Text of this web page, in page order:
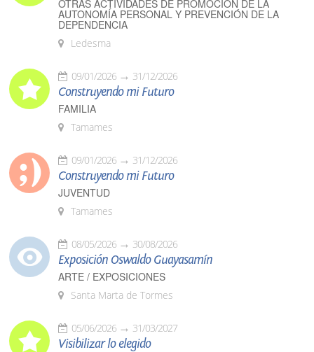
OTRAS ACTIVIDADES DE PROMOCIÓN DE LA
AUTONOMÍA PERSONAL Y PREVENCIÓN DE LA
DEPENDENCIA
Ledesma
09/01/2026 31/12/2026
Construyendo mi Futuro
FAMILIA
Tamames
09/01/2026 31/12/2026
Construyendo mi Futuro
JUVENTUD
Tamames
08/05/2026 30/08/2026
Exposición Oswaldo Guayasamín
ARTE / EXPOSICIONES
Santa Marta de Tormes
05/06/2026 31/03/2027
Visibilizar lo elegido